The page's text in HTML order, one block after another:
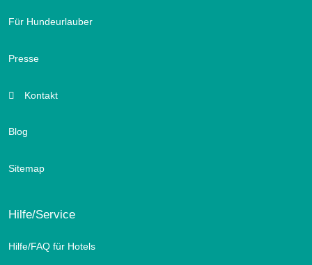
Für Hundeurlauber
Presse
Kontakt
Blog
Sitemap
Hilfe/Service
Hilfe/FAQ für Hotels